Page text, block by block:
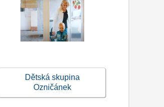
Dětská skupina
Ozničánek